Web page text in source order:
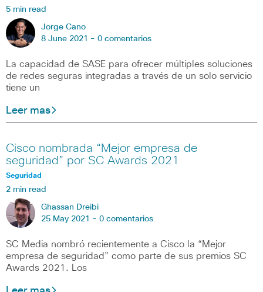
5 min read
Jorge Cano
8 June 2021 - 0 comentarios
La capacidad de SASE para ofrecer múltiples soluciones
de redes seguras integradas a través de un solo servicio
tiene un
Leer mas
Cisco nombrada “Mejor empresa de
seguridad” por SC Awards 2021
Seguridad
2 min read
Ghassan Dreibi
25 May 2021 - 0 comentarios
SC Media nombró recientemente a Cisco la “Mejor
empresa de seguridad” como parte de sus premios SC
Awards 2021. Los